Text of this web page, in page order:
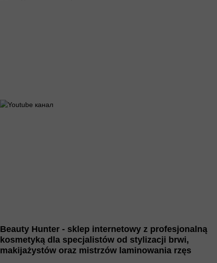
Beauty Hunter - sklep internetowy z profesjonalną
kosmetyką dla specjalistów od stylizacji brwi,
makijażystów oraz mistrzów laminowania rzęs